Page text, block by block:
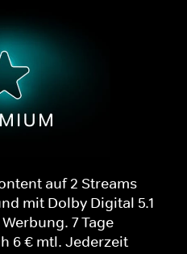
auf 2 Streams
mit Dolby Digital 5.1
7 Tage
6 € mtl. Jederzeit